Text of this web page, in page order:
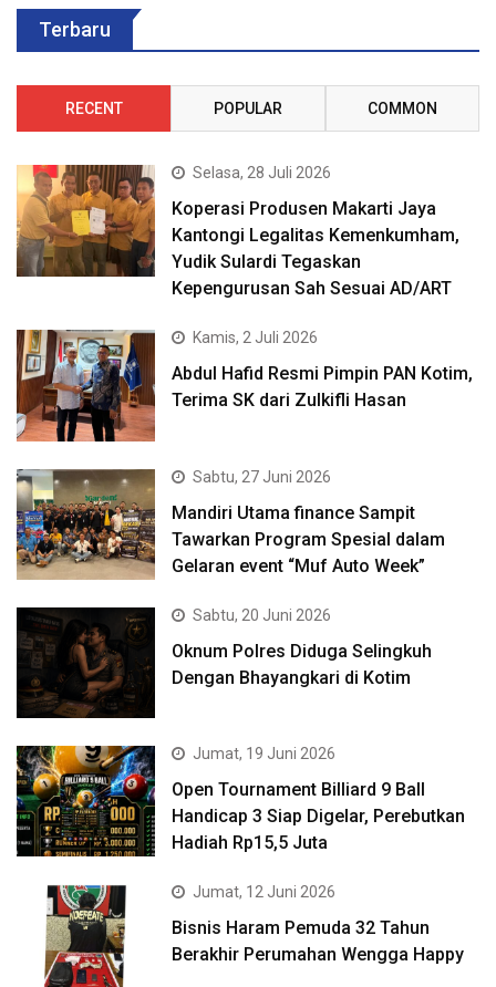
Terbaru
RECENT POPULAR COMMON
Selasa, 28 Juli 2026
Koperasi Produsen Makarti Jaya
Kantongi Legalitas Kemenkumham,
Yudik Sulardi Tegaskan
Kepengurusan Sah Sesuai AD/ART
Kamis, 2 Juli 2026
Abdul Hafid Resmi Pimpin PAN Kotim,
Terima SK dari Zulkifli Hasan
Sabtu, 27 Juni 2026
Mandiri Utama finance Sampit
Tawarkan Program Spesial dalam
Gelaran event “Muf Auto Week”
Sabtu, 20 Juni 2026
Oknum Polres Diduga Selingkuh
Dengan Bhayangkari di Kotim
Jumat, 19 Juni 2026
Open Tournament Billiard 9 Ball
Handicap 3 Siap Digelar, Perebutkan
Hadiah Rp15,5 Juta
Jumat, 12 Juni 2026
Bisnis Haram Pemuda 32 Tahun
Berakhir Perumahan Wengga Happy